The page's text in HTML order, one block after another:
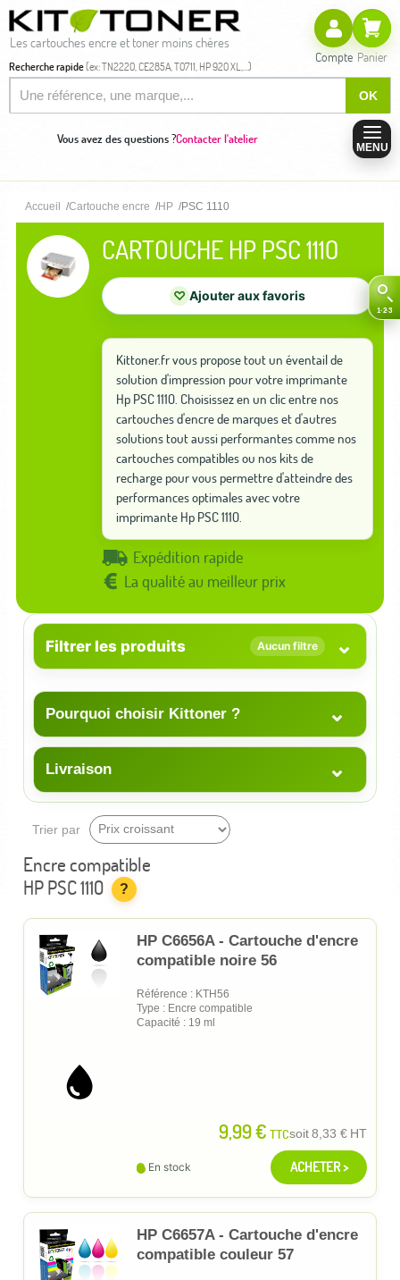
Les cartouches encre et toner moins chères
Recherche rapide(ex: TN2220, CE285A, T0711, HP 920 XL,...)
OK
Compte Panier
Vous avez des questions ?Contacter l'atelier
MENU
Accueil Cartouche encre HP PSC 1110
CARTOUCHE HP PSC 1110
♡ Ajouter aux favoris
Kittoner.fr vous propose tout un éventail de
solution d'impression pour votre imprimante
Hp PSC 1110. Choisissez en un clic entre nos
cartouches d'encre de marques et d'autres
solutions tout aussi performantes comme nos
cartouches compatibles ou nos kits de
recharge pour vous permettre d'atteindre des
performances optimales avec votre
imprimante Hp PSC 1110.
Expédition rapide
La qualité au meilleur prix
Filtrer les produits Aucun filtre ⌄
Pourquoi choisir Kittoner ? ⌄
Livraison ⌄
Trier par
Encre compatible
HP PSC 1110
?
HP C6656A - Cartouche d'encre
compatible noire 56
Référence : KTH56
Type : Encre compatible
Capacité : 19 ml
9,99 € TTCsoit8,33 € HT
En stock ACHETER >
HP C6657A - Cartouche d'encre
compatible couleur 57